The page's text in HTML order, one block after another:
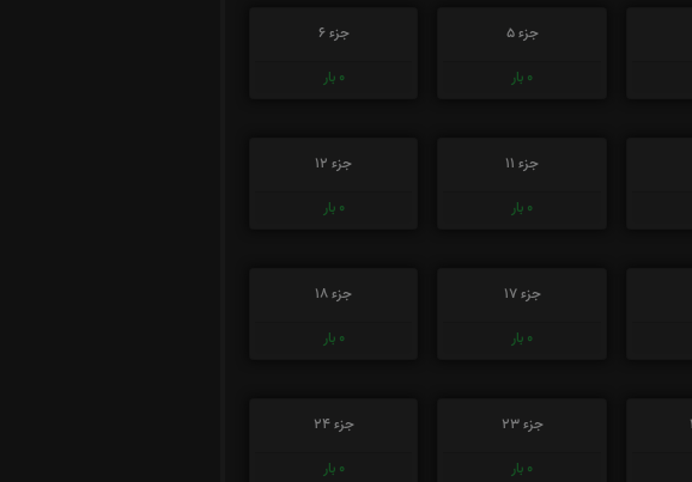
جزء 5
0 بار
جزء 6
0 بار
جزء 11
0 بار
جزء 12
0 بار
جزء 17
0 بار
جزء 18
0 بار
جزء 23
0 بار
جزء 24
0 بار